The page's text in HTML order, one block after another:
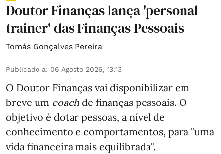
Doutor Finanças lança 'personal
trainer' das Finanças Pessoais
Tomás Gonçalves Pereira
Publicado a: 06 Agosto 2026, 13:13
O Doutor Finanças vai disponibilizar em
breve um coach de finanças pessoais. O
objetivo é dotar pessoas, a nível de
conhecimento e comportamentos, para "uma
vida financeira mais equilibrada".